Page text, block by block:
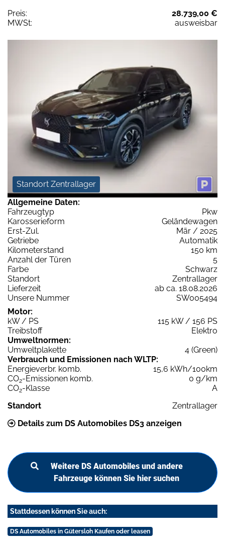
Preis:
28.739,00 €
MWSt:
ausweisbar
Standort Zentrallager
Allgemeine Daten:
Fahrzeugtyp
Pkw
Karosserieform
Geländewagen
Erst-Zul.
Mär / 2025
Getriebe
Automatik
Kilometerstand
150 km
Anzahl der Türen
5
Farbe
Schwarz
Standort
Zentrallager
Lieferzeit
ab ca. 18.08.2026
Unsere Nummer
SW005494
Motor:
kW / PS
115 kW / 156 PS
Treibstoff
Elektro
Umweltnormen:
Umweltplakette
4 (Green)
Verbrauch und Emissionen nach WLTP:
Energieverbr. komb.
15,6 kWh/100km
CO2-Emissionen komb.
0 g/km
CO2-Klasse
A
Standort
Zentrallager
Details zum DS Automobiles DS3 anzeigen
Weitere DS Automobiles und andere
Fahrzeuge können Sie hier suchen
Stattdessen können Sie auch:
DS Automobiles in Gütersloh Kaufen oder leasen